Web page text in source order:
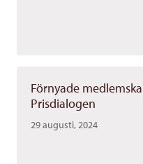
Förnyade
Prisdialogen
29 augusti, 2024